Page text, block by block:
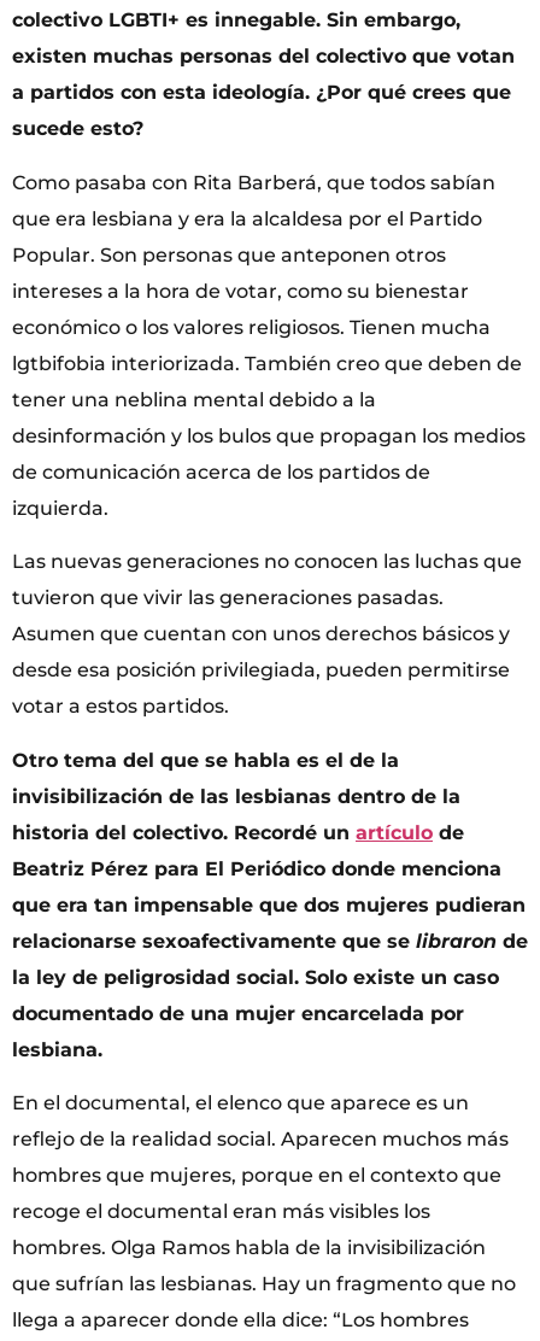
colectivo LGBTI+ es innegable. Sin embargo,
existen muchas personas del colectivo que votan
a partidos con esta ideología. ¿Por qué crees que
sucede esto?
Como pasaba con Rita Barberá, que todos sabían
que era lesbiana y era la alcaldesa por el Partido
Popular. Son personas que anteponen otros
intereses a la hora de votar, como su bienestar
económico o los valores religiosos. Tienen mucha
lgtbifobia interiorizada. También creo que deben de
tener una neblina mental debido a la
desinformación y los bulos que propagan los medios
de comunicación acerca de los partidos de
izquierda.
Las nuevas generaciones no conocen las luchas que
tuvieron que vivir las generaciones pasadas.
Asumen que cuentan con unos derechos básicos y
desde esa posición privilegiada, pueden permitirse
votar a estos partidos.
Otro tema del que se habla es el de la
invisibilización de las lesbianas dentro de la
historia del colectivo. Recordé un artículo de
Beatriz Pérez para El Periódico donde menciona
que era tan impensable que dos mujeres pudieran
relacionarse sexoafectivamente que se libraron de
la ley de peligrosidad social. Solo existe un caso
documentado de una mujer encarcelada por
lesbiana.
En el documental, el elenco que aparece es un
reflejo de la realidad social. Aparecen muchos más
hombres que mujeres, porque en el contexto que
recoge el documental eran más visibles los
hombres. Olga Ramos habla de la invisibilización
que sufrían las lesbianas. Hay un fragmento que no
llega a aparecer donde ella dice: “Los hombres